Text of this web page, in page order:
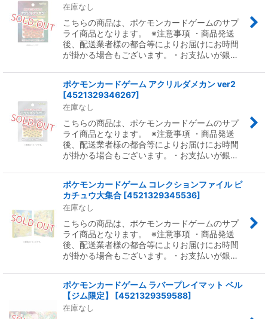
在庫なし
こちらの商品は、ポケモンカードゲームのサプ
ライ商品となります。 ※注意事項 ・商品発送
後、配送業者様の都合等によりお届けにお時間
が掛かる場合もございます。・お支払いが銀…
ポケモンカードゲーム アクリルダメカン ver2
[4521329346267]
在庫なし
こちらの商品は、ポケモンカードゲームのサプ
ライ商品となります。 ※注意事項 ・商品発送
後、配送業者様の都合等によりお届けにお時間
が掛かる場合もございます。・お支払いが銀…
ポケモンカードゲーム コレクションファイル ピ
カチュウ大集合 [4521329345536]
在庫なし
こちらの商品は、ポケモンカードゲームのサプ
ライ商品となります。 ※注意事項 ・商品発送
後、配送業者様の都合等によりお届けにお時間
が掛かる場合もございます。・お支払いが銀…
ポケモンカードゲーム ラバープレイマット ベル
【ジム限定】
[4521329359588]
在庫なし